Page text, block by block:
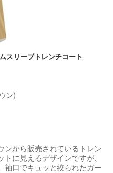
スリーブトレンチコート
ン)
ンから販売されているトレン
に見えるデザインですが、
袖口でキュッと絞られたガー